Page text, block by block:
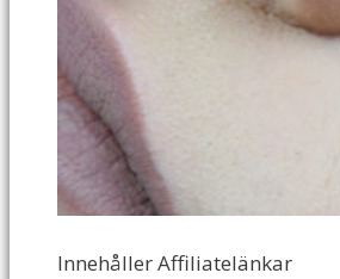
Innehåller Affiliatelänkar